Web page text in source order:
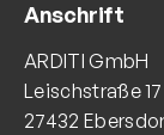
Anschrift
ARDITI GmbH
Leischstraße 17
27432